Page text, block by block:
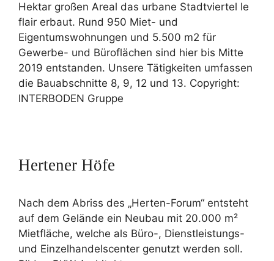
Hektar großen Areal das urbane Stadtviertel le
flair erbaut. Rund 950 Miet- und
Eigentumswohnungen und 5.500 m2 für
Gewerbe- und Büroflächen sind hier bis Mitte
2019 entstanden. Unsere Tätigkeiten umfassen
die Bauabschnitte 8, 9, 12 und 13. Copyright:
INTERBODEN Gruppe
Hertener Höfe
Nach dem Abriss des „Herten-Forum“ entsteht
auf dem Gelände ein Neubau mit 20.000 m²
Mietfläche, welche als Büro-, Dienstleistungs-
und Einzelhandelscenter genutzt werden soll.